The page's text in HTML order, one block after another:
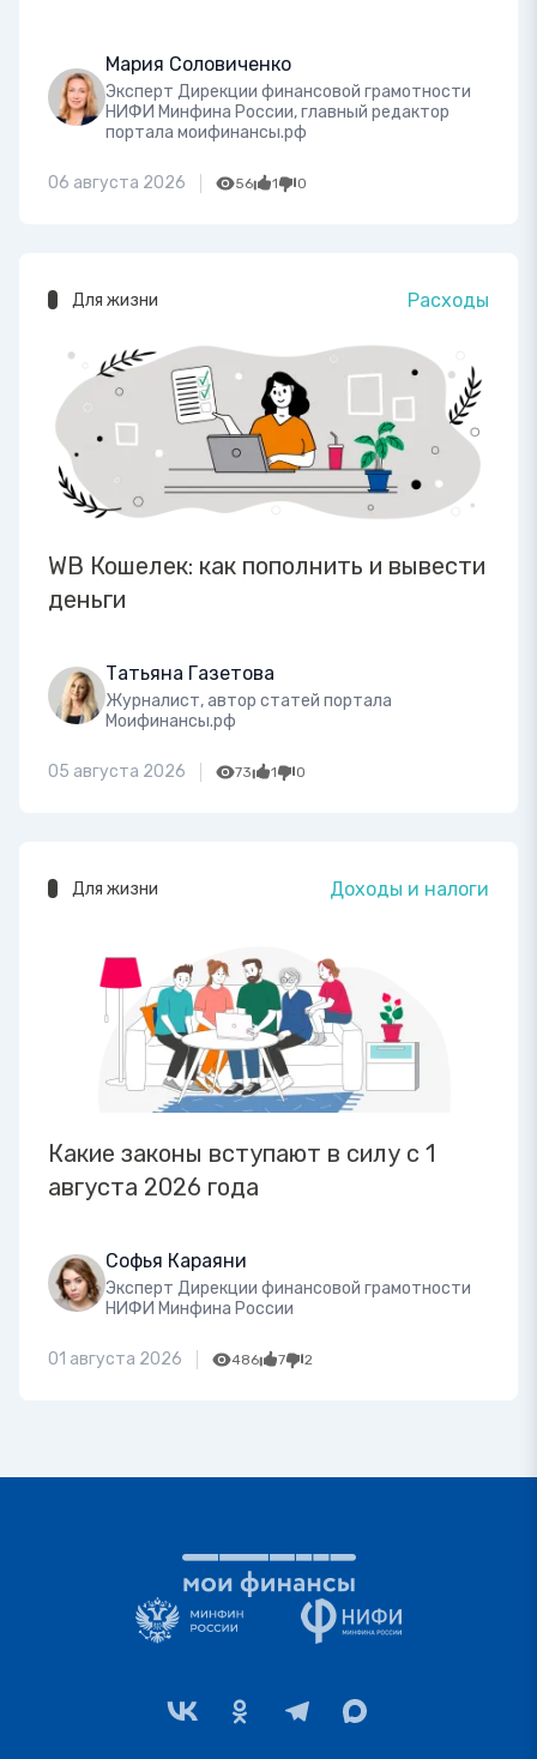
Мария Соловиченко
Эксперт Дирекции финансовой грамотности
НИФИ Минфина России, главный редактор
портала моифинансы.рф
06 августа 2026 56 1 0
Для жизни Расходы
WB Кошелек: как пополнить и вывести
деньги
Татьяна Газетова
Журналист, автор статей портала
Моифинансы.рф
05 августа 2026 73 1 0
Для жизни Доходы и налоги
Какие законы вступают в силу с 1
августа 2026 года
Софья Караяни
Эксперт Дирекции финансовой грамотности
НИФИ Минфина России
01 августа 2026 486 7 2